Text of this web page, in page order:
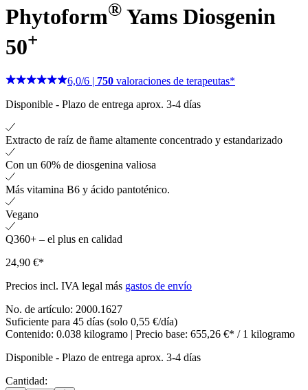
Phytoform® Yams Diosgenin
50+
6,0/6 | 750 valoraciones de terapeutas*
Disponible - Plazo de entrega aprox. 3-4 días
Extracto de raíz de ñame altamente concentrado y estandarizado
Con un 60% de diosgenina valiosa
Más vitamina B6 y ácido pantoténico.
Vegano
Q360+ – el plus en calidad
24,90 €*
Precios incl. IVA legal más gastos de envío
No. de artículo: 2000.1627
Suficiente para 45 días (solo 0,55 €/día)
Contenido: 0.038 kilogramo | Precio base: 655,26 €* / 1 kilogramo
Disponible - Plazo de entrega aprox. 3-4 días
Cantidad: